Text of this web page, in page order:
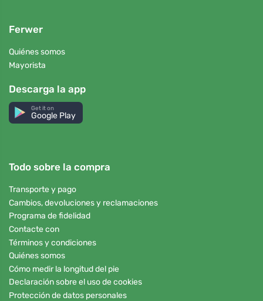
Ferwer
Quiénes somos
Mayorista
Descarga la app
Get it on
Google Play
Todo sobre la compra
Transporte y pago
Cambios, devoluciones y reclamaciones
Programa de fidelidad
Contacte con
Términos y condiciones
Quiénes somos
Cómo medir la longitud del pie
Declaración sobre el uso de cookies
Protección de datos personales